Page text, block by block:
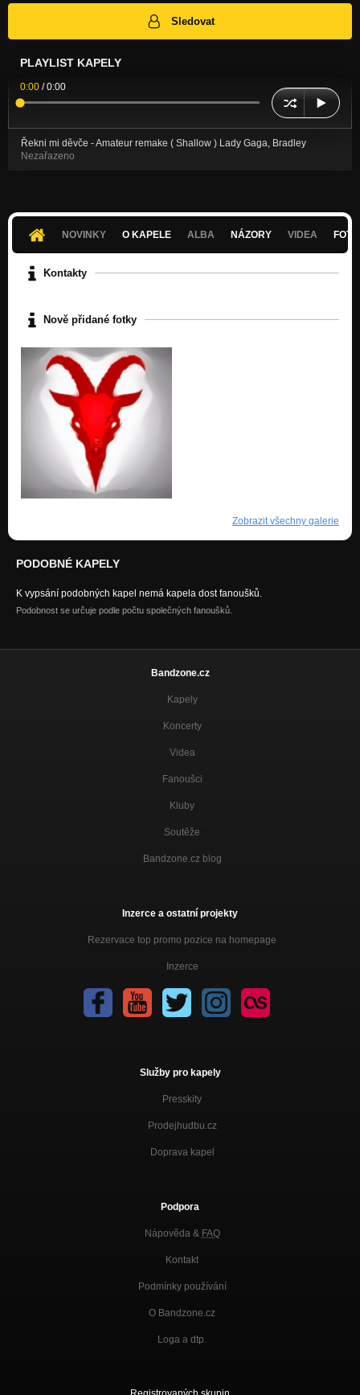
Sledovat
PLAYLIST KAPELY
0:00 /0:00
Řekni mi děvče - Amateur remake ( Shallow ) Lady Gaga, Bradley
Nezařazeno
NOVINKY O KAPELE ALBA NÁZORY VIDEA
Kontakty
Nově přidané fotky
Zobrazit všechny galerie
PODOBNÉ KAPELY
K vypsání podobných kapel nemá kapela dost fanoušků.
Podobnost se určuje podle počtu společných fanoušků.
Bandzone.cz
Kapely
Koncerty
Videa
Fanoušci
Kluby
Soutěže
Bandzone.cz blog
Inzerce a ostatní projekty
Rezervace top promo pozice na homepage
Inzerce
Služby pro kapely
Presskity
Prodejhudbu.cz
Doprava kapel
Podpora
Nápověda & FAQ
Kontakt
Podmínky používání
O Bandzone.cz
Loga a dtp.